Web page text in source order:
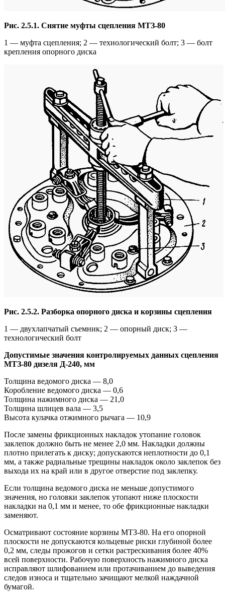
Рис. 2.5.1. Снятие муфты сцепления МТЗ-80
1 — муфта сцепления; 2 — технологический болт; 3 — болт
крепления опорного диска
Рис. 2.5.2. Разборка опорного диска и корзины сцепления
1 — двухлапчатый съемник; 2 — опорный диск; 3 —
технологический болт
Допустимые значения контролируемых данных сцепления
МТЗ-80 дизеля Д-240, мм
Толщина ведомого диска — 8,0
Коробление ведомого диска — 0,6
Толщина нажимного диска — 21,0
Толщина шлицев вала — 3,5
Высота кулачка отжимного рычага — 10,9
После замены фрикционных накладок утопание головок
заклепок должно быть не менее 2,0 мм. Накладки должны
плотно прилегать к диску; допускаются неплотности до 0,1
мм, а также радиальные трещины накладок около заклепок без
выхода их на край или в другое отверстие под заклепку.
Если толщина ведомого диска не меньше допустимого
значения, но головки заклепок утопают ниже плоскости
накладки на 0,1 мм и менее, то обе фрикционные накладки
заменяют.
Осматривают состояние корзины МТЗ-80. На его опорной
плоскости не допускаются кольцевые риски глубиной более
0,2 мм, следы прожогов и сетки растрескивания более 40%
всей поверхности. Рабочую поверхность нажимного диска
исправляют шлифованием или протачиванием до выведения
следов износа и тщательно зачищают мелкой наждачной
бумагой.